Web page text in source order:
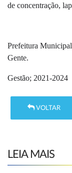
de concentração,
Prefeitura
Gente.
Gestão; 2021-2024
VOLTAR
LEIA MAIS